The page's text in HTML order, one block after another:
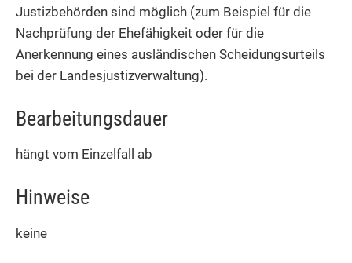
Justizbehörden sind möglich (zum Beispiel für die
Nachprüfung der Ehefähigkeit oder für die
Anerkennung eines ausländischen Scheidungsurteils
bei der Landesjustizverwaltung).
Bearbeitungsdauer
hängt vom Einzelfall ab
Hinweise
keine